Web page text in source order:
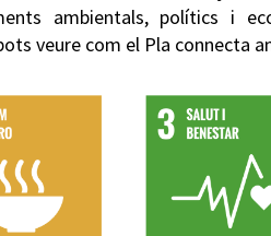
ambientals, polítics i
veure com el Pla connecta